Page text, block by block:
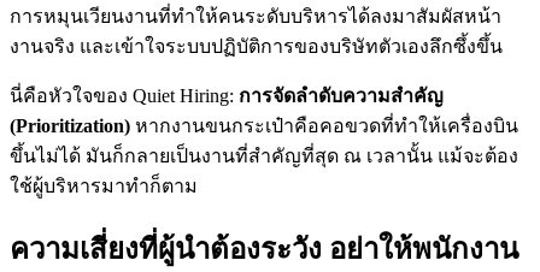
การหมุนเวียนงานที่ทำให้คนระดับบริหารได้ลงมาสัมผัสหน้า
งานจริง และเข้าใจระบบปฏิบัติการของบริษัทตัวเองลึกซึ้งขึ้น
นี่คือหัวใจของ Quiet Hiring: การจัดลำดับความสำคัญ
(Prioritization) หากงานขนกระเป๋าคือคอขวดที่ทำให้เครื่องบิน
ขึ้นไม่ได้ มันก็กลายเป็นงานที่สำคัญที่สุด ณ เวลานั้น แม้จะต้อง
ใช้ผู้บริหารมาทำก็ตาม
ความเสี่ยงที่ผู้นำต้องระวัง อย่าให้พนักงาน